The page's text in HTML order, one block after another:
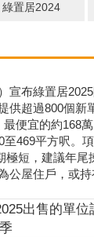
綠置居2024
宣布綠置居
供超過800個新
便宜的約168
469平方呎。
極短，建議年尾
公屋住戶，或
出售的單位